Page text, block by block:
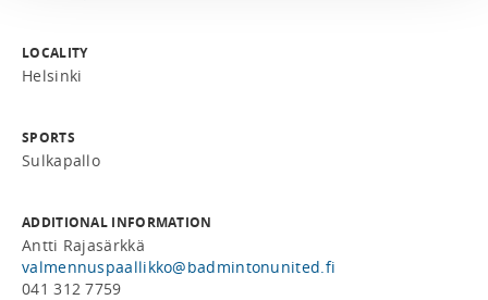
LOCALITY
Helsinki
SPORTS
Sulkapallo
ADDITIONAL INFORMATION
Antti Rajasärkkä
valmennuspaallikko@badmintonunited.fi
041 312 7759